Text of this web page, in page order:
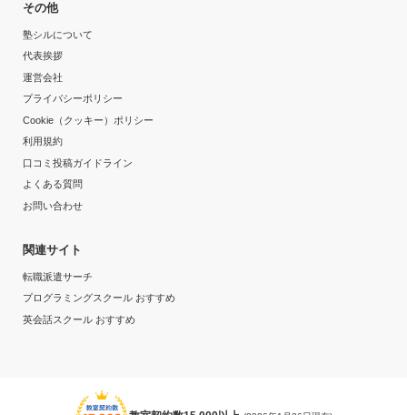
その他
塾シルについて
代表挨拶
運営会社
プライバシーポリシー
Cookie（クッキー）ポリシー
利用規約
口コミ投稿ガイドライン
よくある質問
お問い合わせ
関連サイト
転職派遣サーチ
プログラミングスクール おすすめ
英会話スクール おすすめ